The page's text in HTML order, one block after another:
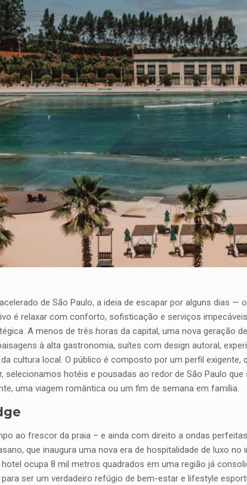
de São Paulo, a ideia de escapar por alguns dias
é relaxar com conforto, sofisticação e serviços
A menos de três horas da capital, uma nova geração
à alta gastronomia, suítes com design autoral,
cultura local. O público é composto por um perfil
selecionamos hotéis e pousadas ao redor de São Paulo
uma viagem romântica ou um fim de semana em família.
ao frescor da praia – e ainda com direito a ondas
que inaugura uma nova era de hospitalidade de luxo
ocupa 8 mil metros quadrados em uma região já
ser um verdadeiro refúgio de bem-estar e lifestyle